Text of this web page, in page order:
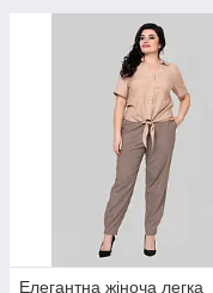
Елегантна жіноча легка